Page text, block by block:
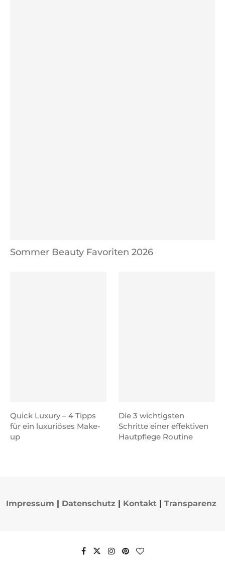
Sommer Beauty Favoriten 2026
Quick Luxury – 4 Tipps
für ein luxuriöses Make-
up
Die 3 wichtigsten
Schritte einer effektiven
Hautpflege Routine
Impressum | Datenschutz | Kontakt | Transparenz